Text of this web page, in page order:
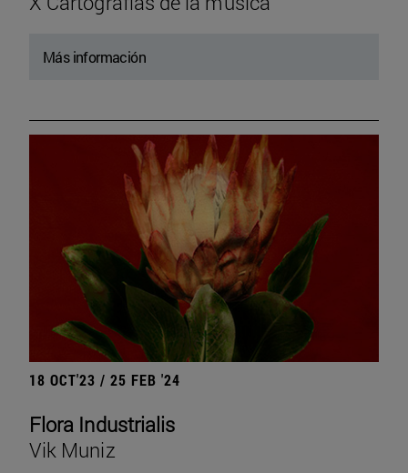
Más información
18 OCT'23 / 25 FEB '24
Flora Industrialis
Vik Muniz